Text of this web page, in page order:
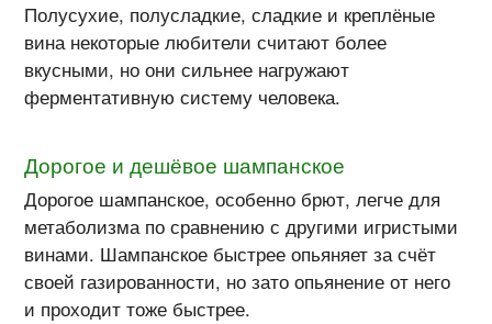
Полусухие, полусладкие, сладкие и креплёные
вина некоторые любители считают более
вкусными, но они сильнее нагружают
ферментативную систему человека.
Дорогое и дешёвое шампанское
Дорогое шампанское, особенно брют, легче для
метаболизма по сравнению с другими игристыми
винами. Шампанское быстрее опьяняет за счёт
своей газированности, но зато опьянение от него
и проходит тоже быстрее.